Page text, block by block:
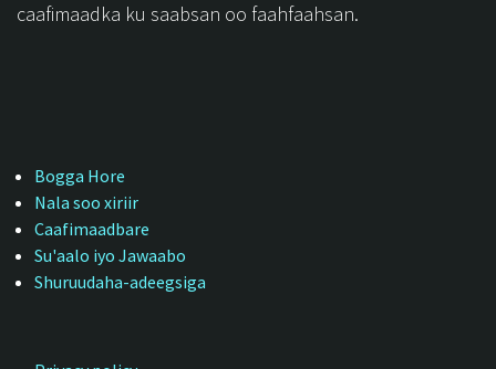
caafimaadka ku saabsan oo faahfaahsan.
Bogga Hore
Nala soo xiriir
Caafimaadbare
Su'aalo iyo Jawaabo
Shuruudaha-adeegsiga